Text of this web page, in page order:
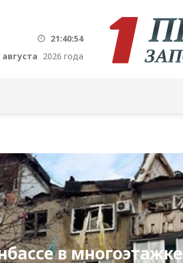
21:40:55
августа 2026 года
в многоэтажке